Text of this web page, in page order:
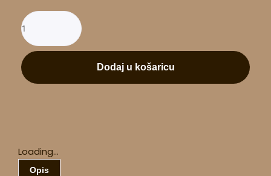
Dodaj u košaricu
Loading...
Opis